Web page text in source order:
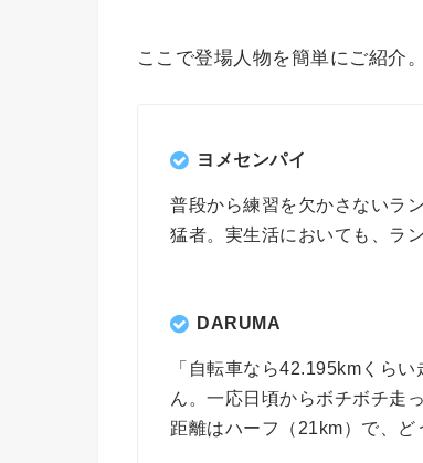
ここで登場人物を簡単にご紹介。
ヨメセンパイ
普段から練習を欠かさないラ
猛者。実生活においても、ラ
DARUMA
「自転車なら42.195kmくら
ん。一応日頃からボチボチ走
距離はハーフ（21km）で、ど